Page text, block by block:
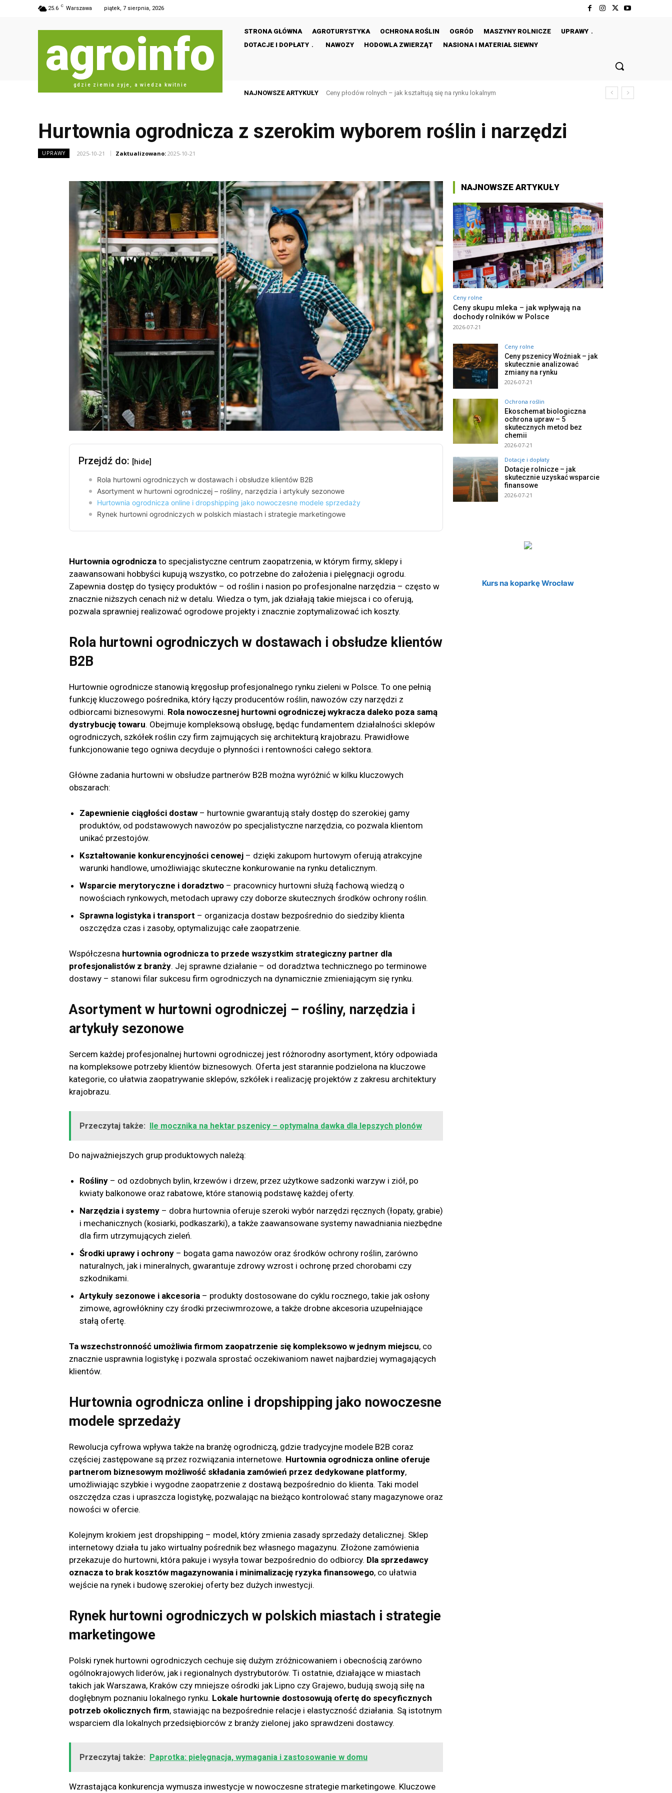
25.6 C Warszawa piątek, 7 sierpnia, 2026
agroinfo
gdzie ziemia żyje, a wiedza kwitnie
STRONA GŁÓWNA AGROTURYSTYKA OCHRONA ROŚLIN OGRÓD MASZYNY ROLNICZE
UPRAWY
DOTACJE I DOPŁATY
NAWOZY HODOWLA ZWIERZĄT NASIONA I MATERIAŁ SIEWNY
NAJNOWSZE ARTYKUŁY Ceny skupu mleka – jak wpływają na dochody rolników w Polsce
Ceny płodów rolnych – jak kształtują się na rynku lokalnym
Hurtownia ogrodnicza z szerokim wyborem roślin i narzędzi
UPRAWY 2025-10-21 Zaktualizowano: 2025-10-21
Przejdź do: [hide]
Rola hurtowni ogrodniczych w dostawach i obsłudze klientów B2B
Asortyment w hurtowni ogrodniczej – rośliny, narzędzia i artykuły sezonowe
Hurtownia ogrodnicza online i dropshipping jako nowoczesne modele sprzedaży
Rynek hurtowni ogrodniczych w polskich miastach i strategie marketingowe
Hurtownia ogrodnicza to specjalistyczne centrum zaopatrzenia, w którym firmy, sklepy i
zaawansowani hobbyści kupują wszystko, co potrzebne do założenia i pielęgnacji ogrodu.
Zapewnia dostęp do tysięcy produktów – od roślin i nasion po profesjonalne narzędzia – często w
znacznie niższych cenach niż w detalu. Wiedza o tym, jak działają takie miejsca i co oferują,
pozwala sprawniej realizować ogrodowe projekty i znacznie zoptymalizować ich koszty.
Rola hurtowni ogrodniczych w dostawach i obsłudze klientów
B2B
Hurtownie ogrodnicze stanowią kręgosłup profesjonalnego rynku zieleni w Polsce. To one pełnią
funkcję kluczowego pośrednika, który łączy producentów roślin, nawozów czy narzędzi z
odbiorcami biznesowymi. Rola nowoczesnej hurtowni ogrodniczej wykracza daleko poza samą
dystrybucję towaru. Obejmuje kompleksową obsługę, będąc fundamentem działalności sklepów
ogrodniczych, szkółek roślin czy firm zajmujących się architekturą krajobrazu. Prawidłowe
funkcjonowanie tego ogniwa decyduje o płynności i rentowności całego sektora.
Główne zadania hurtowni w obsłudze partnerów B2B można wyróżnić w kilku kluczowych
obszarach:
Zapewnienie ciągłości dostaw – hurtownie gwarantują stały dostęp do szerokiej gamy
produktów, od podstawowych nawozów po specjalistyczne narzędzia, co pozwala klientom
unikać przestojów.
Kształtowanie konkurencyjności cenowej – dzięki zakupom hurtowym oferują atrakcyjne
warunki handlowe, umożliwiając skuteczne konkurowanie na rynku detalicznym.
Wsparcie merytoryczne i doradztwo – pracownicy hurtowni służą fachową wiedzą o
nowościach rynkowych, metodach uprawy czy doborze skutecznych środków ochrony roślin.
Sprawna logistyka i transport – organizacja dostaw bezpośrednio do siedziby klienta
oszczędza czas i zasoby, optymalizując całe zaopatrzenie.
Współczesna hurtownia ogrodnicza to przede wszystkim strategiczny partner dla
profesjonalistów z branży. Jej sprawne działanie – od doradztwa technicznego po terminowe
dostawy – stanowi filar sukcesu firm ogrodniczych na dynamicznie zmieniającym się rynku.
Asortyment w hurtowni ogrodniczej – rośliny, narzędzia i
artykuły sezonowe
Sercem każdej profesjonalnej hurtowni ogrodniczej jest różnorodny asortyment, który odpowiada
na kompleksowe potrzeby klientów biznesowych. Oferta jest starannie podzielona na kluczowe
kategorie, co ułatwia zaopatrywanie sklepów, szkółek i realizację projektów z zakresu architektury
krajobrazu.
Przeczytaj także: Ile mocznika na hektar pszenicy – optymalna dawka dla lepszych plonów
Do najważniejszych grup produktowych należą:
Rośliny – od ozdobnych bylin, krzewów i drzew, przez użytkowe sadzonki warzyw i ziół, po
kwiaty balkonowe oraz rabatowe, które stanowią podstawę każdej oferty.
Narzędzia i systemy – dobra hurtownia oferuje szeroki wybór narzędzi ręcznych (łopaty, grabie)
i mechanicznych (kosiarki, podkaszarki), a także zaawansowane systemy nawadniania niezbędne
dla firm utrzymujących zieleń.
Środki uprawy i ochrony – bogata gama nawozów oraz środków ochrony roślin, zarówno
naturalnych, jak i mineralnych, gwarantuje zdrowy wzrost i ochronę przed chorobami czy
szkodnikami.
Artykuły sezonowe i akcesoria – produkty dostosowane do cyklu rocznego, takie jak osłony
zimowe, agrowłókniny czy środki przeciwmrozowe, a także drobne akcesoria uzupełniające
stałą ofertę.
Ta wszechstronność umożliwia firmom zaopatrzenie się kompleksowo w jednym miejscu, co
znacznie usprawnia logistykę i pozwala sprostać oczekiwaniom nawet najbardziej wymagających
klientów.
Hurtownia ogrodnicza online i dropshipping jako nowoczesne
modele sprzedaży
Rewolucja cyfrowa wpływa także na branżę ogrodniczą, gdzie tradycyjne modele B2B coraz
częściej zastępowane są przez rozwiązania internetowe. Hurtownia ogrodnicza online oferuje
partnerom biznesowym możliwość składania zamówień przez dedykowane platformy,
umożliwiając szybkie i wygodne zaopatrzenie z dostawą bezpośrednio do klienta. Taki model
oszczędza czas i upraszcza logistykę, pozwalając na bieżąco kontrolować stany magazynowe oraz
nowości w ofercie.
Kolejnym krokiem jest dropshipping – model, który zmienia zasady sprzedaży detalicznej. Sklep
internetowy działa tu jako wirtualny pośrednik bez własnego magazynu. Złożone zamówienia
przekazuje do hurtowni, która pakuje i wysyła towar bezpośrednio do odbiorcy. Dla sprzedawcy
oznacza to brak kosztów magazynowania i minimalizację ryzyka finansowego, co ułatwia
wejście na rynek i budowę szerokiej oferty bez dużych inwestycji.
Rynek hurtowni ogrodniczych w polskich miastach i strategie
marketingowe
Polski rynek hurtowni ogrodniczych cechuje się dużym zróżnicowaniem i obecnością zarówno
ogólnokrajowych liderów, jak i regionalnych dystrybutorów. Ti ostatnie, działające w miastach
takich jak Warszawa, Kraków czy mniejsze ośrodki jak Lipno czy Grajewo, budują swoją siłę na
dogłębnym poznaniu lokalnego rynku. Lokale hurtownie dostosowują ofertę do specyficznych
potrzeb okolicznych firm, stawiając na bezpośrednie relacje i elastyczność działania. Są istotnym
wsparciem dla lokalnych przedsiębiorców z branży zielonej jako sprawdzeni dostawcy.
Przeczytaj także: Paprotka: pielęgnacja, wymagania i zastosowanie w domu
Wzrastająca konkurencja wymusza inwestycje w nowoczesne strategie marketingowe. Kluczowe
NAJNOWSZE ARTYKUŁY
Ceny rolne
Ceny skupu mleka – jak wpływają na
dochody rolników w Polsce
2026-07-21
Ceny rolne
Ceny pszenicy Woźniak – jak
skutecznie analizować
zmiany na rynku
2026-07-21
Ochrona roślin
Ekoschemat biologiczna
ochrona upraw – 5
skutecznych metod bez
chemii
2026-07-21
Dotacje i dopłaty
Dotacje rolnicze – jak
skutecznie uzyskać wsparcie
finansowe
2026-07-21
Kurs na koparkę Wrocław